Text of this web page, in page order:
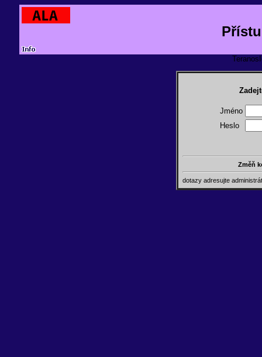
Jméno
Heslo
Změň
dotazy adresujte